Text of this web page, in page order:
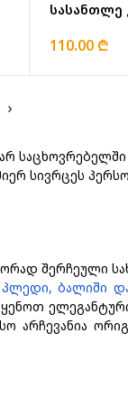
სასანთლე
110.00 ₾
›
სივრცეს
შერჩეული
პლედი, ბალიში
არჩევანია